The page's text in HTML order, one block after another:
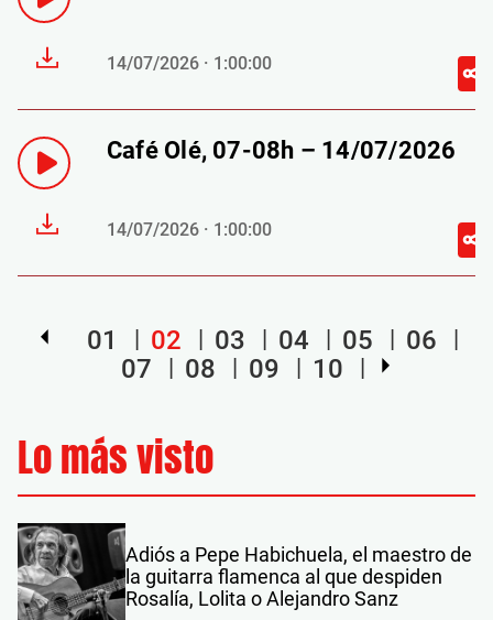
14/07/2026 · 1:00:00
Café Olé, 07-08h – 14/07/2026
14/07/2026 · 1:00:00
01 02 03 04 05
06
07
08 09 10
Lo más visto
Adiós a Pepe Habichuela, el maestro de
la guitarra flamenca al que despiden
Rosalía, Lolita o Alejandro Sanz